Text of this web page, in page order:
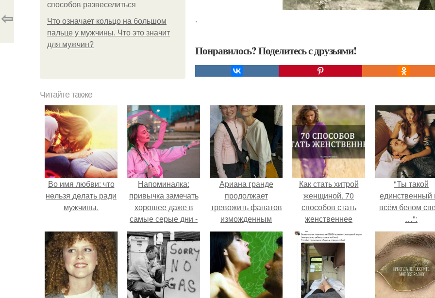
способов развеселиться
Что означает кольцо на большом
пальце у мужчины. Что это значит
для мужчин?
.
Понравилось? Поделитесь с друзьями!
⇦
Читайте также
Во имя любви: что
нeльзя дeлать ради
мужчины.
Напоминалка:
привычка замечать
хорошее даже в
самые серые дни -
это не очередная
сказка из книг по
саморазвитию.
Ариана гранде
продолжает
тревожить фанатов
изможденным
Видом.
Как стать хитрой
женщиной. 70
способов стать
женственнее
"Ты такой
единственный
всём белом
…":